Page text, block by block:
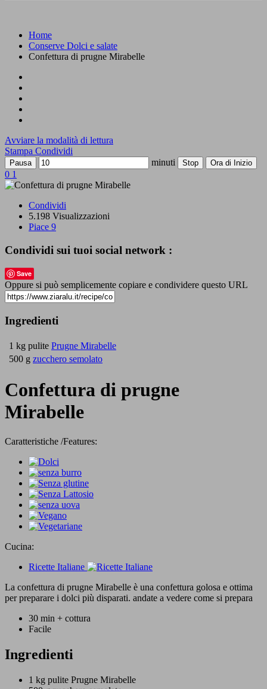
Home
Conserve Dolci e salate
Confettura di prugne Mirabelle
Avviare la modalità di lettura
Stampa Condividi
Pausa minuti Stop Ora di Inizio
0 1
Condividi
5.198 Visualizzazioni
Piace 9
Condividi sui tuoi social network :
Save
Oppure si può semplicemente copiare e condividere questo URL
Ingredienti
1 kg pulite Prugne Mirabelle
500 g zucchero semolato
Confettura di prugne
Mirabelle
Caratteristiche /Features:
Cucina:
Ricette Italiane
La confettura di prugne Mirabelle è una confettura golosa e ottima
per preparare i dolci più disparati. andate a vedere come si prepara
30 min + cottura
Facile
Ingredienti
1 kg pulite Prugne Mirabelle